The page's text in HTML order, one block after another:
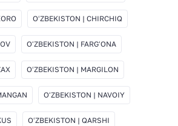
OʻZBEKISTON | CHIRCHIQ
OʻZBEKISTON | FARGʻONA
OʻZBEKISTON | MARGILON
OʻZBEKISTON | NAVOIY
OʻZBEKISTON | QARSHI